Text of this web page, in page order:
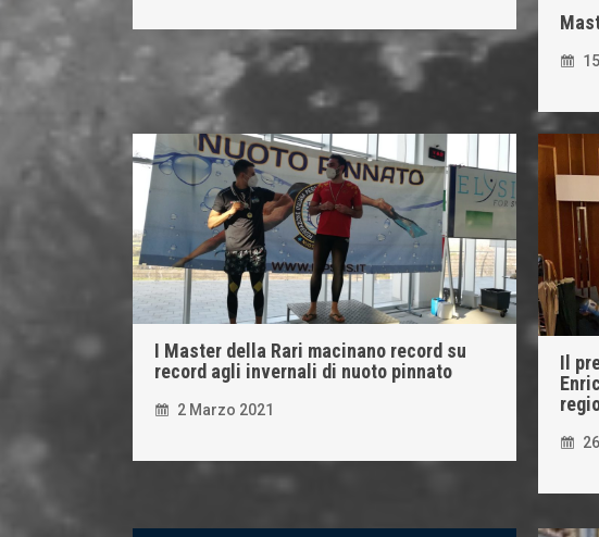
I Master della Rari macinano record su
record agli invernali di nuoto pinnato
2 Marzo 2021
Il